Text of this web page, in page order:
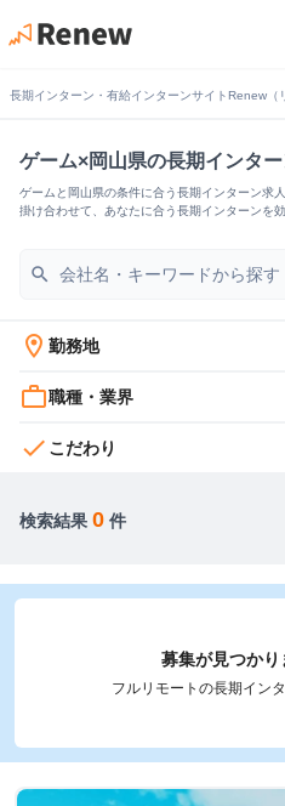
長期インターン・有給インターンサイトRenew（
ゲーム×岡山県の長期インタ
ゲームと岡山県の条件に合う長期インターン求
掛け合わせて、あなたに合う長期インターンを
search
location_on 勤務地
work_outline職種・業界
check こだわり
検索結果 0 件
募集が見つかり
フルリモートの長期イン